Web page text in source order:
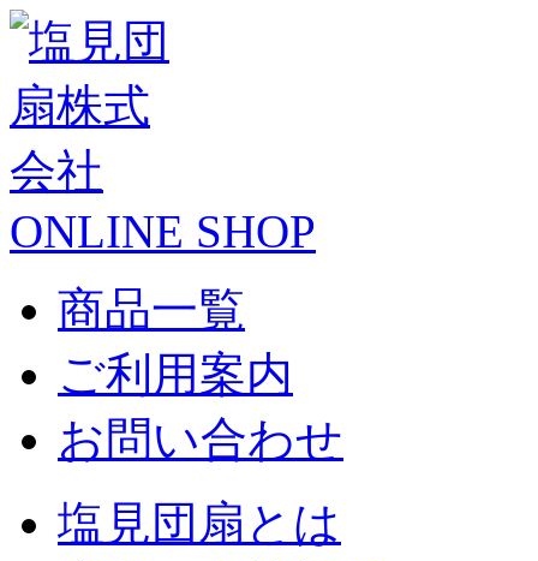
ONLINE SHOP
商品一覧
ご利用案内
お問い合わせ
塩見団扇とは